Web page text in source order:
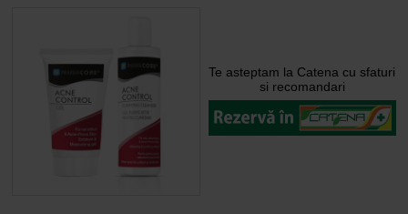
Te asteptam la Catena cu sfaturi
si recomandari